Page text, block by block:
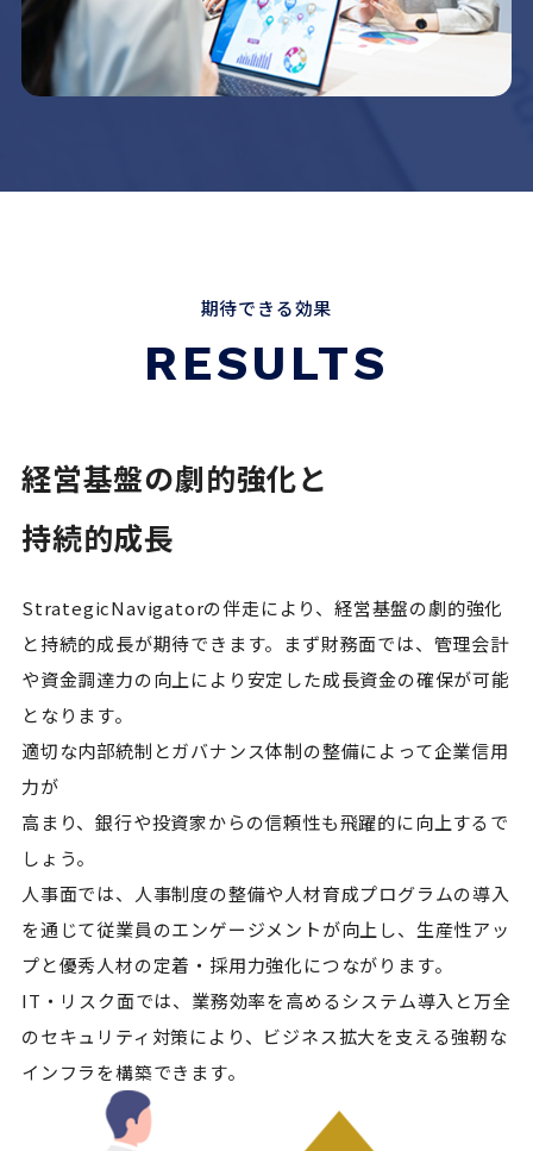
期待できる効果
RESULTS
経営基盤の劇的強化と
持続的成長
StrategicNavigatorの伴走により、経営基盤の劇的強化
と持続的成長が期待できます。まず財務面では、管理会計
や資金調達力の向上により安定した成長資金の確保が可能
となります。
適切な内部統制とガバナンス体制の整備によって企業信用
力が
高まり、銀行や投資家からの信頼性も飛躍的に向上するで
しょう。
人事面では、人事制度の整備や人材育成プログラムの導入
を通じて従業員のエンゲージメントが向上し、生産性アッ
プと優秀人材の定着・採用力強化につながります。
IT・リスク面では、業務効率を高めるシステム導入と万全
のセキュリティ対策により、ビジネス拡大を支える強靭な
インフラを構築できます。